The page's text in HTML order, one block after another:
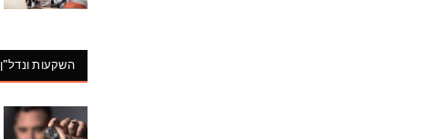
השקעות ונדל"ן